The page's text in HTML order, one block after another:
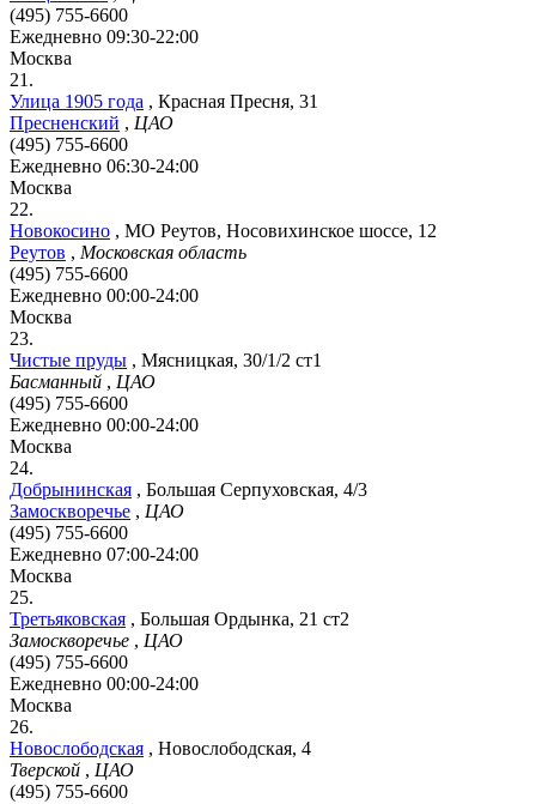
(495) 755-6600
Ежедневно 09:30-22:00
Москва
21.
Улица 1905 года , Красная Пресня, 31
Пресненский , ЦАО
(495) 755-6600
Ежедневно 06:30-24:00
Москва
22.
Новокосино , МО Реутов, Носовихинское шоссе, 12
Реутов , Московская область
(495) 755-6600
Ежедневно 00:00-24:00
Москва
23.
Чистые пруды , Мясницкая, 30/1/2 ст1
Басманный , ЦАО
(495) 755-6600
Ежедневно 00:00-24:00
Москва
24.
Добрынинская , Большая Серпуховская, 4/3
Замоскворечье , ЦАО
(495) 755-6600
Ежедневно 07:00-24:00
Москва
25.
Третьяковская , Большая Ордынка, 21 ст2
Замоскворечье , ЦАО
(495) 755-6600
Ежедневно 00:00-24:00
Москва
26.
Новослободская , Новослободская, 4
Тверской , ЦАО
(495) 755-6600